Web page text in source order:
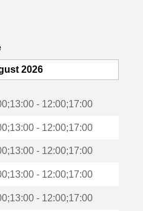
2026
- 12:00;17:00
- 12:00;17:00
- 12:00;17:00
- 12:00;17:00
- 12:00;17:00